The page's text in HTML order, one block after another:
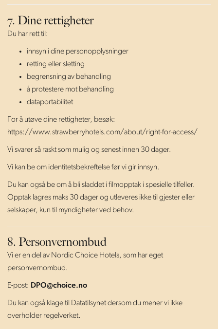
7. Dine rettigheter
Du har rett til:
innsyn i dine personopplysninger
retting eller sletting
begrensning av behandling
å protestere mot behandling
dataportabilitet
For å utøve dine rettigheter, besøk:
https://www.strawberryhotels.com/about/right-for-access/
Vi svarer så raskt som mulig og senest innen 30 dager.
Vi kan be om identitetsbekreftelse før vi gir innsyn.
Du kan også be om å bli sladdet i filmopptak i spesielle tilfeller.
Opptak lagres maks 30 dager og utleveres ikke til gjester eller
selskaper, kun til myndigheter ved behov.
8. Personvernombud
Vi er en del av Nordic Choice Hotels, som har eget
personvernombud.
E-post: DPO@choice.no
Du kan også klage til Datatilsynet dersom du mener vi ikke
overholder regelverket.